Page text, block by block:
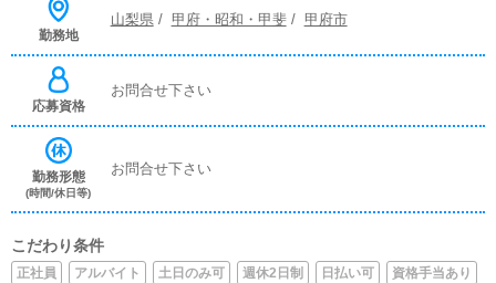
勤務地
山梨県/ 甲府・昭和・甲斐/ 甲府市
応募資格
お問合せ下さい
勤務形態
(時間/休日等)
お問合せ下さい
こだわり条件
正社員 アルバイト 土日のみ可 週休2日制 日払い可
資格手当あり